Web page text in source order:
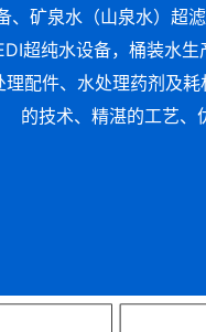
、矿泉水（山泉水）超
超纯水设备，桶装水
配件、水处理药剂及
的技术、精湛的工艺、